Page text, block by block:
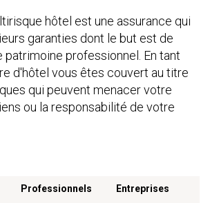
hôtel est une assurance qui
garanties dont le but est de
professionnel. En tant
d'hôtel vous êtes couvert au titre
qui peuvent menacer votre
ou la responsabilité de votre
Professionnels Entreprises